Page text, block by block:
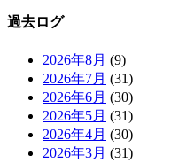
過去ログ
2026年8月 (9)
2026年7月 (31)
2026年6月 (30)
2026年5月 (31)
2026年4月 (30)
2026年3月 (31)